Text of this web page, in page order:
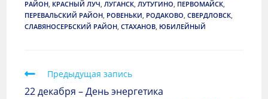
РАЙОН, КРАСНЫЙ ЛУЧ, ЛУГАНСК, ЛУТУГИНО, ПЕРВОМАЙСК,
ПЕРЕВАЛЬСКИЙ РАЙОН, РОВЕНЬКИ, РОДАКОВО, СВЕРДЛОВСК,
СЛАВЯНОСЕРБСКИЙ РАЙОН, СТАХАНОВ, ЮБИЛЕЙНЫЙ
Предыдущая запись
22 декабря – День энергетика